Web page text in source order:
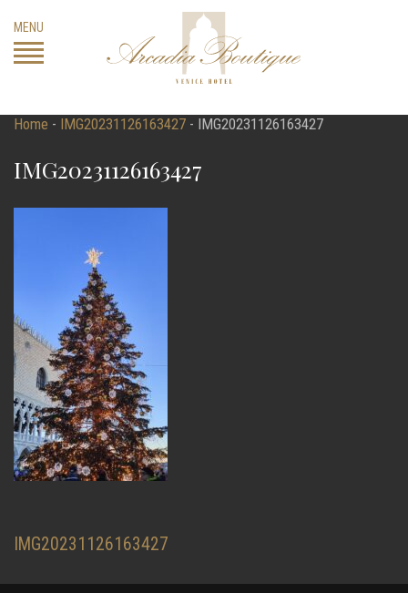
content
MENU
Home - IMG20231126163427 - IMG20231126163427
IMG20231126163427
Beitragsnavigation
IMG20231126163427